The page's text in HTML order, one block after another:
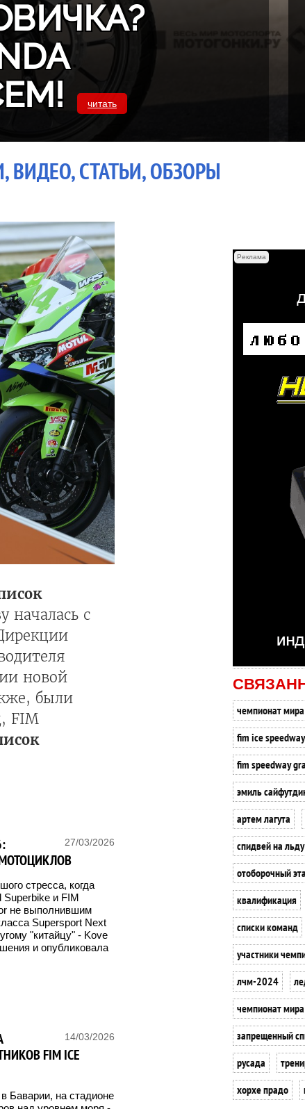
читать
СТАТЬИ, ОБЗОРЫ
началась с
новой
были
FIM
27/03/2026
стресса, когда
Superbike и FIM
не выполнившим
Supersport Next
"китайцу" - Kove
и опубликовала
14/03/2026
FIM ICE
Баварии, на стадионе
Реклама
чемпионат мира
fim ice
fim speedway
эмиль
артем лагута
спидвей на льду
отоборочный
квалификация
списки команд
участники
лчм-2024
чемпионат
запрещенный
русада
хорхе прадо